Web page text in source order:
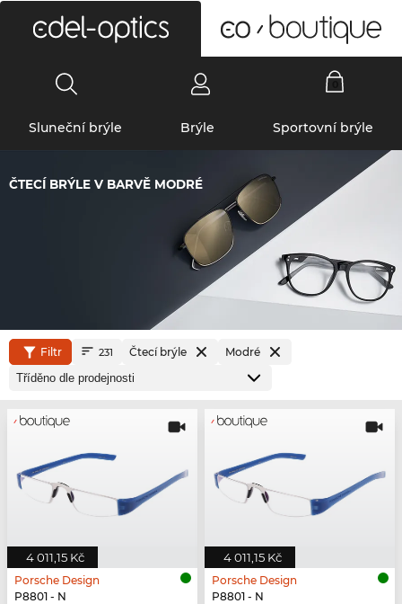
Sluneční brýle Brýle Sportovní brýle
ČTECÍ BRÝLE V BARVĚ MODRÉ
Filtr 231 Čtecí brýle Modré
4 011,15 Kč
Porsche Design
P8801 - N
4 011,15 Kč
Porsche Design
P8801 - N